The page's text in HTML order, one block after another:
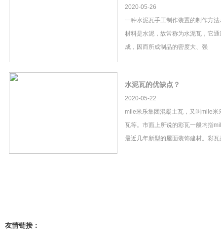
2020-05-26
一种水泥瓦手工制作装置的制作方
材料是水泥，故常称为水泥瓦，它
成，因而所成制品的密度大、强
水泥瓦的优缺点？
2020-05-22
mile米乐集团混凝土瓦，又叫mile米
瓦等。市面上所说的彩瓦一般均指
最近几年新型的屋面装饰建材。彩
友情链接：